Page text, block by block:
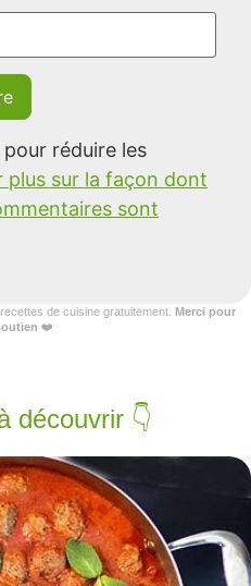
réduire les
plus sur la façon dont
sont
de cuisine gratuitement. Merci pour
❤️
découvrir 👇